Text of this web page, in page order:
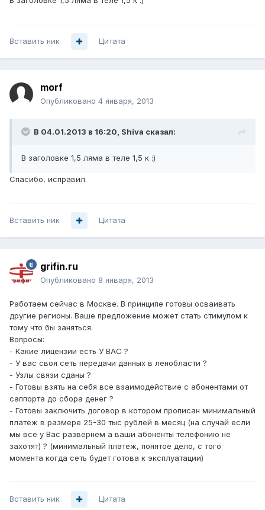
Вставить ник Цитата
morf
Опубликовано 4 января, 2013
В 04.01.2013 в 16:20, Shiva сказал:
В заголовке 1,5 ляма в теле 1,5 к :)
Спасибо, исправил.
Вставить ник Цитата
grifin.ru
Опубликовано 8 января, 2013
Работаем сейчас в Москве. В принципе готовы осваивать
другие регионы. Ваше предложение может стать стимулом к
тому что бы заняться.
Вопросы:
- Какие лицензии есть У ВАС ?
- У вас своя сеть передачи данных в ленобласти ?
- Узлы связи сданы ?
- Готовы взять на себя все взаимодействие с абонентами от
саппорта до сбора денег ?
- Готовы заключить договор в котором прописан минимальный
платеж в размере 25-30 тыс рублей в месяц (на случай если
мы все у Вас развернем а ваши абоненты телефонию не
захотят) ? (минимальный платеж, понятое дело, с того
момента когда сеть будет готова к эксплуатации)
Вставить ник Цитата